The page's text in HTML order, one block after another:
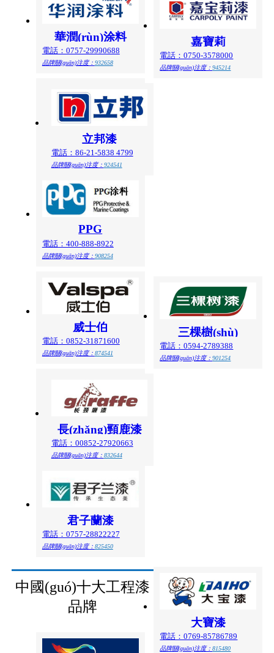
嘉寶莉
電話：0750-3578000
品牌關(guān)注度：945214
華潤(rùn)涂料
電話：0757-29990688
品牌關(guān)注度： 932658
立邦漆
電話：86-21-5838 4799
品牌關(guān)注度： 924541
PPG
電話：400-888-8922
品牌關(guān)注度： 908254
三棵樹(shù)
電話：0594-2789388
品牌關(guān)注度：901254
威士伯
電話：0852-31871600
品牌關(guān)注度： 874541
長(zhǎng)頸鹿漆
電話：00852-27920663
品牌關(guān)注度： 832644
君子蘭漆
電話：0757-28822227
品牌關(guān)注度： 825450
大寶漆
電話：0769-85786789
品牌關(guān)注度：815480
中國(guó)十大工程漆
品牌